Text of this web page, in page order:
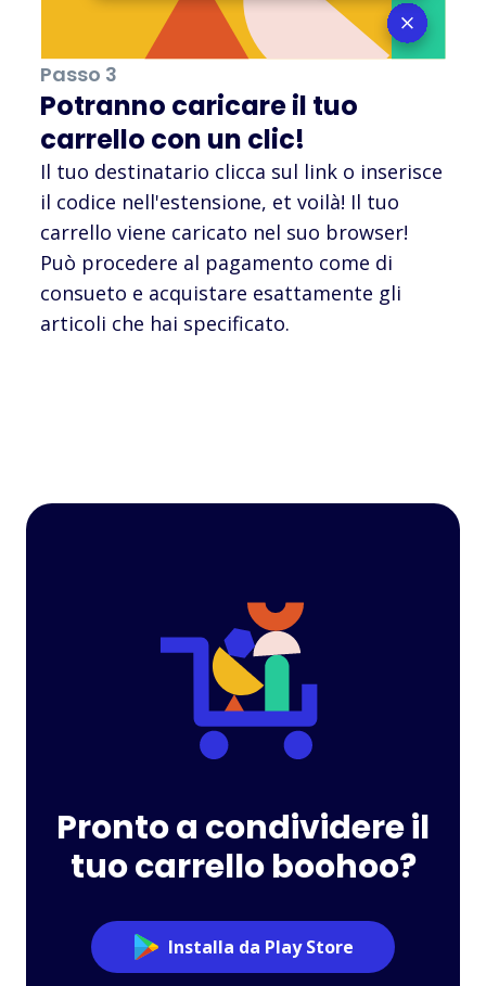
Passo 3
Potranno caricare il tuo
carrello con un clic!
Il tuo destinatario clicca sul link o inserisce
il codice nell'estensione, et voilà! Il tuo
carrello viene caricato nel suo browser!
Può procedere al pagamento come di
consueto e acquistare esattamente gli
articoli che hai specificato.
Pronto a condividere il
tuo carrello boohoo?
Installa da Play Store